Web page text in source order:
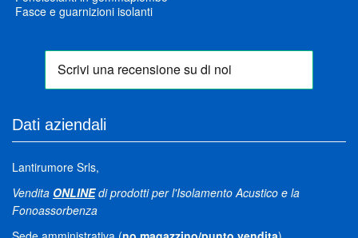
Fasce e guarnizioni isolanti
Dati aziendali
Lantirumore Srls,
Vendita ONLINEdi prodotti per l'Isolamento Acustico e la
Fonoassorbenza